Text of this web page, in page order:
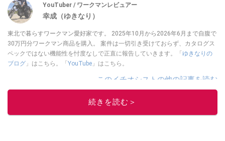
YouTuber / ワークマンレビュアー
幸成（ゆきなり）
東北で暮らすワークマン愛好家です。 2025年10月から2026年6月まで自腹で
30万円分ワークマン商品を購入。 案件は一切引き受けておらず、カタログス
ペックではない機能性を忖度なしで正直に報告していきます。「 ゆきなりの
ブログ 」はこちら。「 YouTube 」はこちら。
このイチオシストの他の記事を読む
続きを読む＞